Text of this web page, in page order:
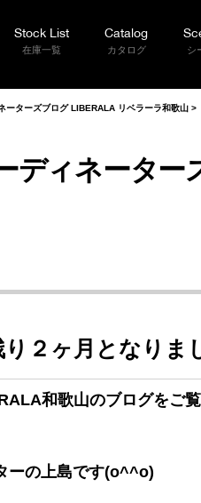
LIBERALA
Stock List
在庫一覧
Catalog
カタログ シ
ディネーター
ーターズブログ LIBERALA リベラーラ和歌山 >
２ヶ月となりま
和歌山のブログをご
ーの上島です(o^^o)